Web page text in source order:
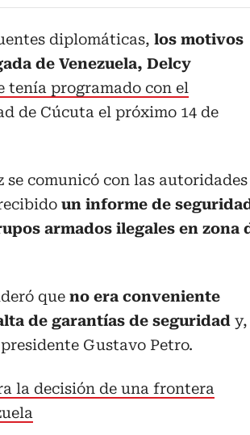
diplomáticas, los motivos
de Venezuela, Delcy
tenía programado con el
de Cúcuta el próximo 14 de
se comunicó con las autoridades
un informe de
armados ilegales en zona
que no era conveniente
de garantías de seguridad y,
Gustavo Petro.
la decisión de una frontera